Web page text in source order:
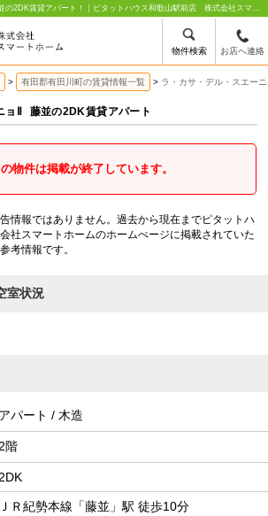
物件検索 お店へ連絡
ラ・カサ・デル・スエーニョⅡ 藤並の2DK賃貸アパート！｜ピタットハウス和歌山駅前店 株式会社スマートホーム
有田郡有田川町の賃貸情報一覧 ラ・カサ・デル・スエー
Ⅱ 藤並の2DK賃貸アパート
物件は掲載が終了しています。
情報ではありません。過去から現在までピタットハ
社スマートホームのホームぺージに掲載されていた
考情報です。
室状況
アパート / 木造
2階
2DK
ＪＲ紀勢本線「藤並」駅 徒歩10分